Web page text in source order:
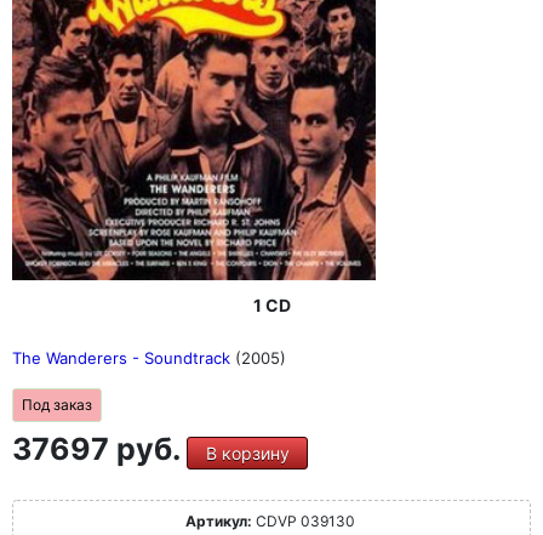
1 CD
The Wanderers - Soundtrack (2005)
Под заказ
37697 руб. В корзину
Артикул: CDVP 039130